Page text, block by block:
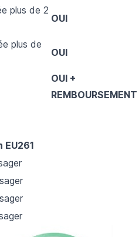
plus de 2
OUI
plus de
OUI
OUI +
REMBOURSEMENT
EU261